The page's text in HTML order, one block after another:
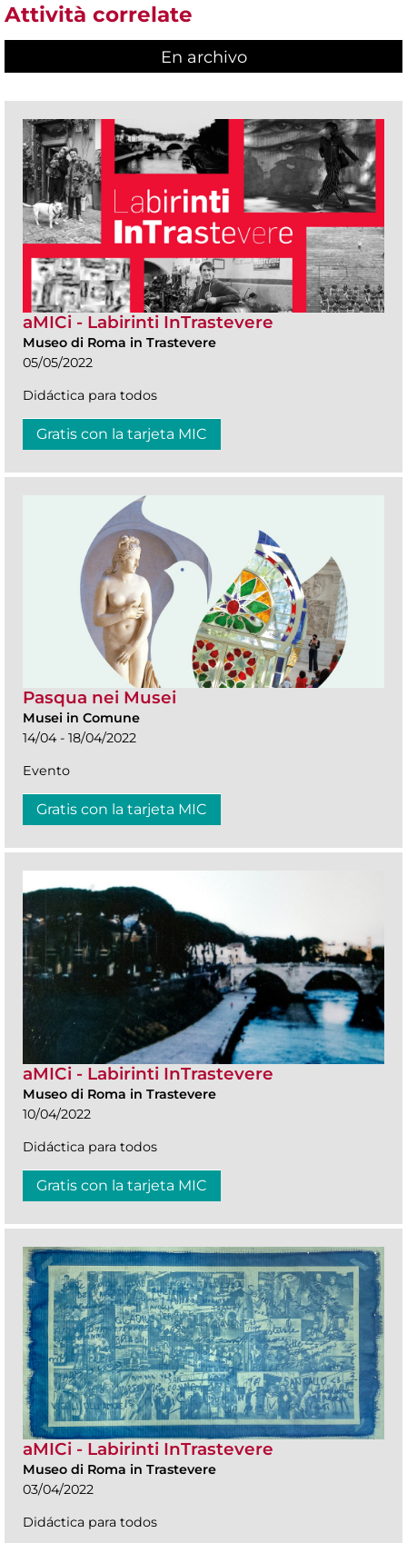
Attività correlate
En archivo
aMICi - Labirinti InTrastevere
Museo di Roma in Trastevere
05/05/2022
Didáctica para todos
Gratis con la tarjeta MIC
Pasqua nei Musei
Musei in Comune
14/04 - 18/04/2022
Evento
Gratis con la tarjeta MIC
aMICi - Labirinti InTrastevere
Museo di Roma in Trastevere
10/04/2022
Didáctica para todos
Gratis con la tarjeta MIC
aMICi - Labirinti InTrastevere
Museo di Roma in Trastevere
03/04/2022
Didáctica para todos